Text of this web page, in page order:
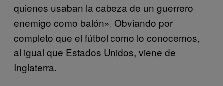
quienes usaban la cabeza de un guerrero
enemigo como balón». Obviando por
completo que el fútbol como lo conocemos,
al igual que Estados Unidos, viene de
Inglaterra.